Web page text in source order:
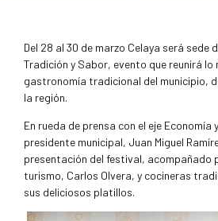
Del 28 al 30 de marzo Celaya será sede
Tradición y Sabor, evento que reunirá lo
gastronomía tradicional del municipio,
la región.
En rueda de prensa con el eje Economía
presidente municipal, Juan Miguel
presentación del festival, acompañado
turismo, Carlos Olvera, y cocineras
sus deliciosos platillos.